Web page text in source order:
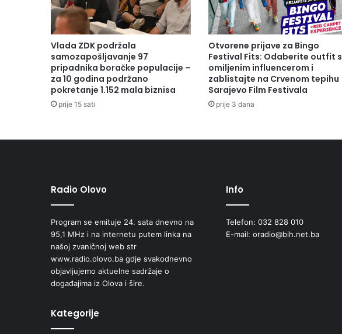
Vlada ZDK podržala
samozapošljavanje 97
pripadnika boračke populacije –
za 10 godina podržano
pokretanje 1.152 mala biznisa
prije 15 sati
Otvorene prijave za Bingo
Festival Fits: Odaberite outfit s
omiljenim influencerom i
zablistajte na Crvenom tepihu
Sarajevo Film Festivala
prije 3 dana
Radio Olovo
Program se emituje 24. sata dnevno na
95,1 MHz i na internetu putem linka na
našoj zvaničnoj web str
www.radio.olovo.ba gdje svakodnevno
objavljujemo aktuelne sadržaje o
događajima iz Olova i šire.
Kategorije
Info
Telefon: 032 828 010
E-mail: oradio@bih.net.ba